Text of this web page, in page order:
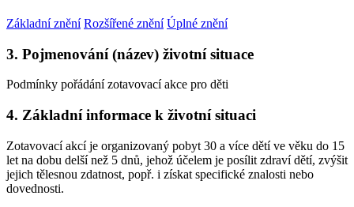
Základní znění Rozšířené znění Úplné znění
3. Pojmenování (název) životní situace
Podmínky pořádání zotavovací akce pro děti
4. Základní informace k životní situaci
Zotavovací akcí je organizovaný pobyt 30 a více dětí ve věku do 15
let na dobu delší než 5 dnů, jehož účelem je posílit zdraví dětí, zvýšit
jejich tělesnou zdatnost, popř. i získat specifické znalosti nebo
dovednosti.